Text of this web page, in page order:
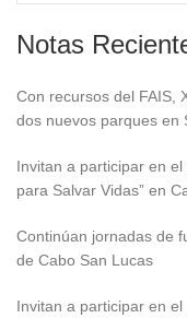
Notas
Con recursos del FAIS,
dos nuevos parques en
Invitan a participar en
para Salvar Vidas” en
Continúan jornadas de
de Cabo San Lucas
Invitan a participar en